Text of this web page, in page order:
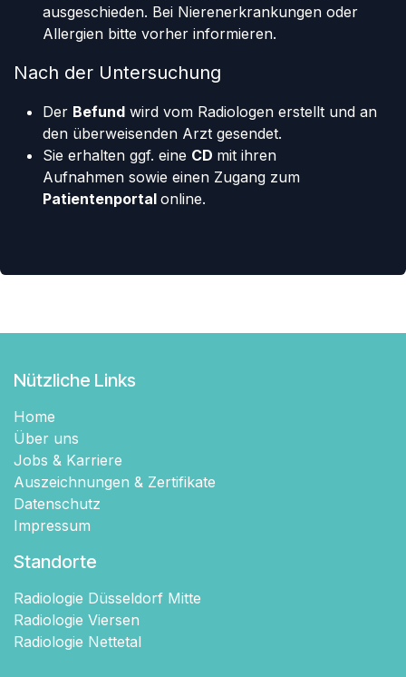
ausgeschieden. Bei Nierenerkrankungen oder
Allergien bitte vorher informieren.
Nach der Untersuchung
Der Befund wird vom Radiologen erstellt und an
den überweisenden Arzt gesendet.
Sie erhalten ggf. eine CD mit ihren
Aufnahmen sowie einen Zugang zum
Patientenportal online.
Nützliche Links
Home
Über uns
Jobs & Karriere
Auszeichnungen & Zertifikate
Datenschutz
Impressum
Standorte
Radiologie Düsseldorf Mitte
Radiologie Viersen
Radiologie Nettetal